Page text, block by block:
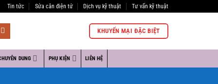
Tin tức Sửa cân điện tử Dịch vụ kỹ thuật Tư vấn kỹ thuật
KHUYẾN MẠI ĐẶC BIỆT
DUNG PHỤ KIỆN LIÊN HỆ